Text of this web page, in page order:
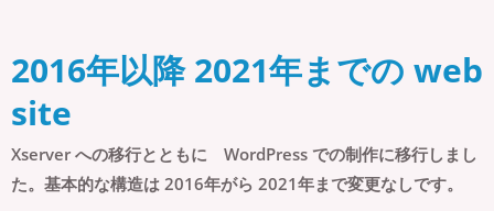
2016年以降 2021年までの web
site
Xserver への移行とともに WordPress での制作に移行しまし
た。基本的な構造は 2016年がら 2021年まで変更なしです。